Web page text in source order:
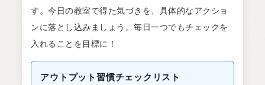
す。今日の教室で得た気づきを、具体的なアクショ
ンに落とし込みましょう。毎日一つでもチェックを
入れることを目標に！
アウトプット習慣チェックリスト